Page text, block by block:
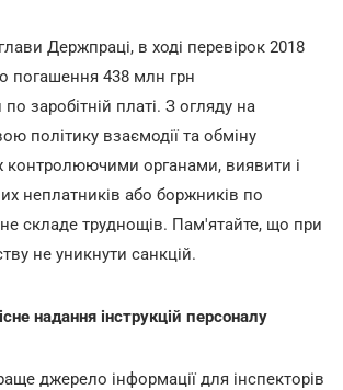
Держпраці, в ході перевірок 2018
погашення 438 млн грн
заробітній платі. З огляду на
політику взаємодії та обміну
контролюючими органами, виявити і
неплатників або боржників по
складе труднощів. Пам'ятайте, що при
не уникнути санкцій.
надання інструкцій персоналу
джерело інформації для інспекторів